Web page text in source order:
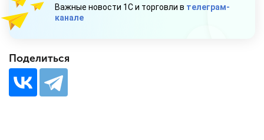
Важные новости 1С и торговли в телеграм-
канале
Поделиться